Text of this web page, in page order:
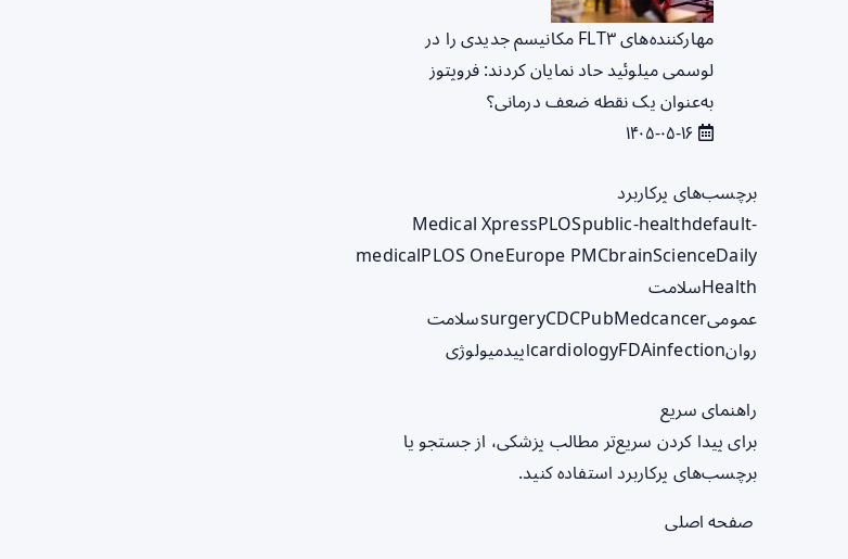
مهارکننده‌های FLT۳ مکانیسم جدیدی را در
لوسمی میلوئید حاد نمایان کردند: فروپتوز
به‌عنوان یک نقطه ضعف درمانی؟
برچسب‌های پرکاربرد
Medical XpressPLOSpublic-healthdefault-
medicalPLOS OneEurope PMCbrainScienceDaily
Healthسلامت
عمومی
surgeryCDCPubMedcancer
سلامت
روان
cardiologyFDAinfection اپیدمیولوژی
راهنمای سریع
برای پیدا کردن سریع‌تر مطالب پزشکی، از جستجو یا
برچسب‌های پرکاربرد استفاده کنید.
صفحه اصلی